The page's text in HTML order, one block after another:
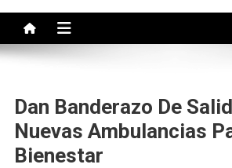
Dan Banderazo De
Nuevas Ambulancias
Bienestar